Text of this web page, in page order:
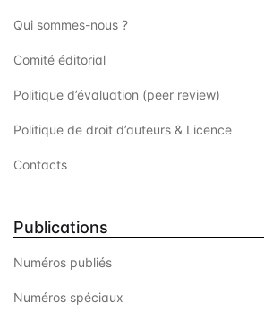
Qui sommes-nous ?
Comité éditorial
Politique d’évaluation (peer review)
Politique de droit d’auteurs & Licence
Contacts
Publications
Numéros publiés
Numéros spéciaux